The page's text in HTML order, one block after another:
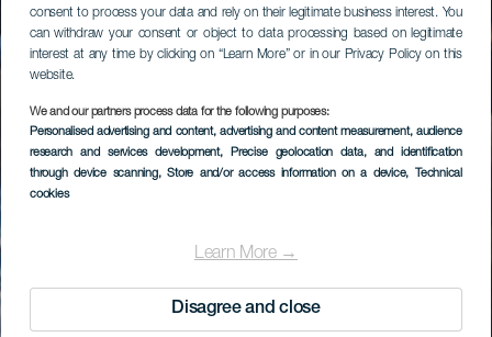
consent to process your data and rely on their legitimate business interest. You
can withdraw your consent or object to data processing based on legitimate
interest at any time by clicking on “Learn More” or in our Privacy Policy on this
website.
We and our partners process data for the following purposes:
Personalised advertising and content, advertising and content measurement, audience
research and services development, Precise geolocation data, and identification
through device scanning, Store and/or access information on a device, Technical
cookies
Learn More →
Disagree and close